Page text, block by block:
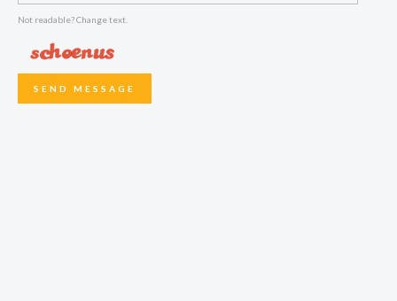
Not readable? Change text.
SEND MESSAGE